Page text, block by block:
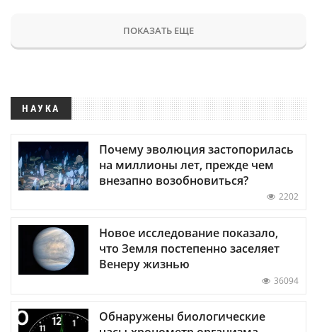
ПОКАЗАТЬ ЕЩЕ
НАУКА
Почему эволюция застопорилась
на миллионы лет, прежде чем
внезапно возобновиться?
2202
Новое исследование показало,
что Земля постепенно заселяет
Венеру жизнью
36094
Обнаружены биологические